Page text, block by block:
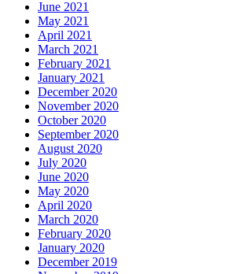
June 2021
May 2021
April 2021
March 2021
February 2021
January 2021
December 2020
November 2020
October 2020
September 2020
August 2020
July 2020
June 2020
May 2020
April 2020
March 2020
February 2020
January 2020
December 2019